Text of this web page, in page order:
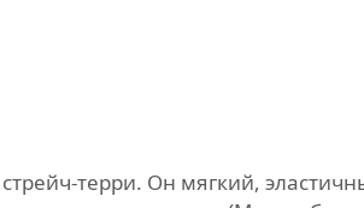
терри. Он мягкий,